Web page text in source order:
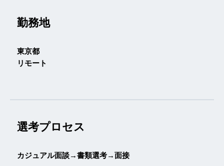
勤務地
東京都
リモート
選考プロセス
カジュアル面談→書類選考→面接